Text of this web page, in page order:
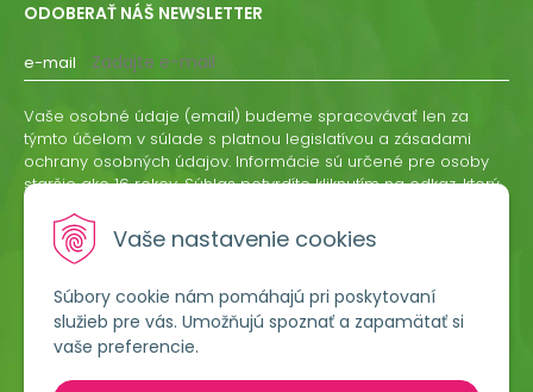
Vaše nastavenie cookies
Súbory cookie nám pomáhajú pri poskytovaní
služieb pre vás. Umožňujú spoznať a zapamätať si
vaše preferencie.
ODOBERAŤ NÁŠ NEWSLETTER
e-mail
ODOBERAŤ
Vaše osobné údaje (email) budeme spracovávať len za
týmto účelom v súlade s platnou legislatívou a zásadami
ochrany osobných údajov. Informácie sú určené pre osoby
staršie ako 16 rokov. Súhlas potvrdíte kliknutím na odkaz, ktorý
odvolať písomne, emailom alebo kliknutím na odkaz z
ktoréhokoľvek informačného emailu.